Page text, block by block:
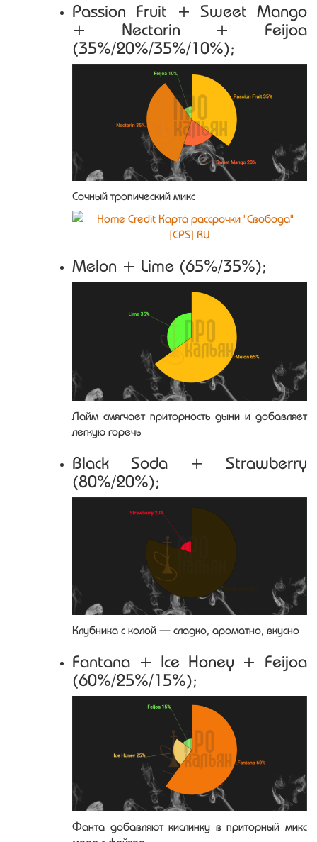
Passion Fruit + Sweet Mango
+ Nectarin + Feijoa
(35%/20%/35%/10%);
Сочный тропический микс
Melon + Lime (65%/35%);
Лайм смягчает приторность дыни и добавляет
легкую горечь
Black Soda + Strawberry
(80%/20%);
Клубника с колой — сладко, ароматно, вкусно
Fantana + Ice Honey + Feijoa
(60%/25%/15%);
Фанта добавляют кислинку в приторный микс